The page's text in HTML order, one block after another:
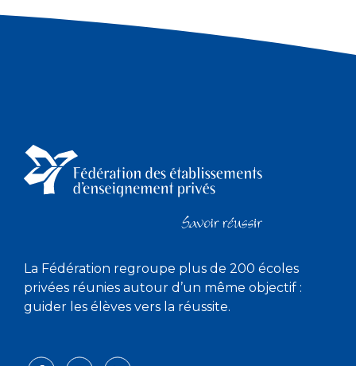
La Fédération regroupe plus de 200 écoles
privées réunies autour d’un même objectif :
guider les élèves vers la réussite.